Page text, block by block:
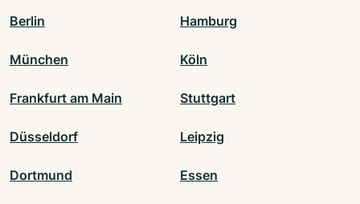
Berlin Hamburg
München Köln
Frankfurt am Main Stuttgart
Düsseldorf Leipzig
Dortmund Essen